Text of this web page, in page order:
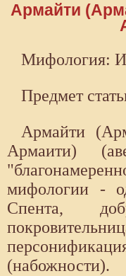
Армайти
Мифология:
Предмет
Армайти
Армаити)
мифологии -
Спента,
(набожности).